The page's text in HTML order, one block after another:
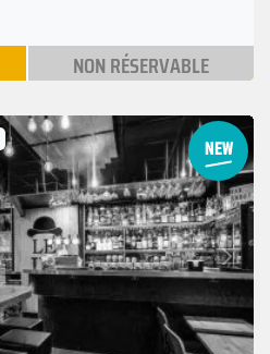
NON RÉSERVABLE
Suivant